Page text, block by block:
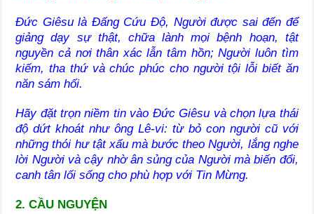
Đức Giêsu là Đấng Cứu Độ, Người được sai đến để
giảng dạy sự thật, chữa lành mọi bệnh hoạn, tật
nguyền cả nơi thân xác lẫn tâm hồn; Người luôn tìm
kiếm, tha thứ và chúc phúc cho người tội lỗi biết ăn
năn sám hối.
Hãy đặt trọn niềm tin vào Đức Giêsu và chọn lựa thái
độ dứt khoát như ông Lê-vi: từ bỏ con người cũ với
những thói hư tật xấu mà bước theo Người, lắng nghe
lời Người và cậy nhờ ân sủng của Người mà biến đổi,
canh tân lối sống cho phù hợp với Tin Mừng.
2. CẦU NGUYỆN